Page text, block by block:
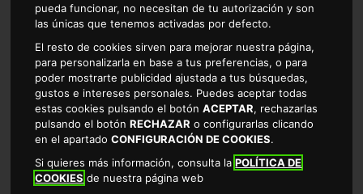
pueda funcionar, no necesitan de tu autorización y son
las únicas que tenemos activadas por defecto.
El resto de cookies sirven para mejorar nuestra página,
para personalizarla en base a tus preferencias, o para
poder mostrarte publicidad ajustada a tus búsquedas,
gustos e intereses personales. Puedes aceptar todas
estas cookies pulsando el botónACEPTAR, rechazarlas
pulsando el botónRECHAZAR o configurarlas clicando
en el apartadoCONFIGURACIÓN DE COOKIES.
Si quieres más información, consulta laPOLÍTICA DE
COOKIES de nuestra página web